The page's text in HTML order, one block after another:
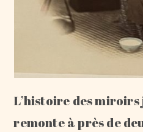
L’histoire des
remonte à près de